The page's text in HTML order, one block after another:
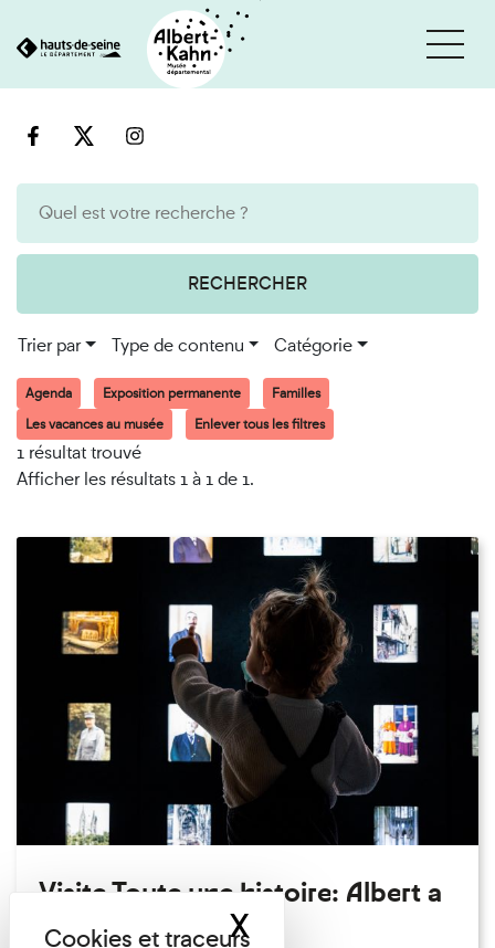
au
RECHERCHER
Trier par Type de contenu Catégorie
Agenda Exposition permanente
Familles
Les vacances au musée
Enlever tous les filtres
1 résultat trouvé
Afficher les résultats 1 à 1 de 1.
Visite Toute une histoire: Albert a
perdu son chapeau!
Cookies et traceurs utilisés sur ce site
XMasquer le